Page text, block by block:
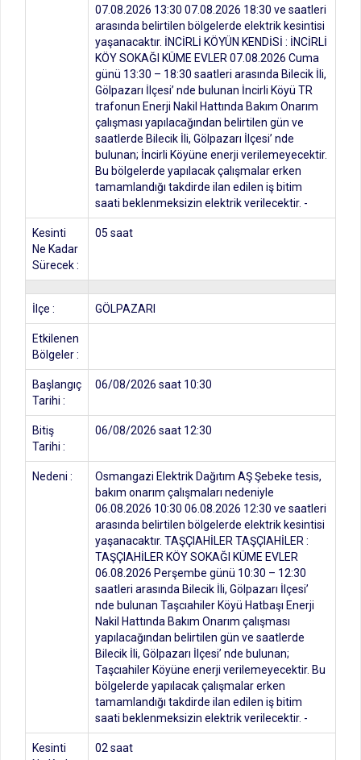
07.08.2026 13:30 07.08.2026 18:30 ve saatleri
arasında belirtilen bölgelerde elektrik kesintisi
yaşanacaktır. İNCİRLİ KÖYÜN KENDİSİ : İNCİRLİ
KÖY SOKAĞI KÜME EVLER 07.08.2026 Cuma
günü 13:30 – 18:30 saatleri arasında Bilecik İli,
Gölpazarı İlçesi’ nde bulunan İncirli Köyü TR
trafonun Enerji Nakil Hattında Bakım Onarım
çalışması yapılacağından belirtilen gün ve
saatlerde Bilecik İli, Gölpazarı İlçesi’ nde
bulunan; İncirli Köyüne enerji verilemeyecektir.
Bu bölgelerde yapılacak çalışmalar erken
tamamlandığı takdirde ilan edilen iş bitim
saati beklenmeksizin elektrik verilecektir. -
Kesinti
Ne Kadar
Sürecek :
05 saat
İlçe : GÖLPAZARI
Etkilenen
Bölgeler :
Başlangıç
Tarihi :
06/08/2026 saat 10:30
Bitiş
Tarihi :
06/08/2026 saat 12:30
Nedeni :
Osmangazi Elektrik Dağıtım AŞ Şebeke tesis,
bakım onarım çalışmaları nedeniyle
06.08.2026 10:30 06.08.2026 12:30 ve saatleri
arasında belirtilen bölgelerde elektrik kesintisi
yaşanacaktır. TAŞÇIAHİLER TAŞÇIAHİLER :
TAŞÇIAHİLER KÖY SOKAĞI KÜME EVLER
06.08.2026 Perşembe günü 10:30 – 12:30
saatleri arasında Bilecik İli, Gölpazarı İlçesi’
nde bulunan Taşcıahiler Köyü Hatbaşı Enerji
Nakil Hattında Bakım Onarım çalışması
yapılacağından belirtilen gün ve saatlerde
Bilecik İli, Gölpazarı İlçesi’ nde bulunan;
Taşcıahiler Köyüne enerji verilemeyecektir. Bu
bölgelerde yapılacak çalışmalar erken
tamamlandığı takdirde ilan edilen iş bitim
saati beklenmeksizin elektrik verilecektir. -
Kesinti
02 saat